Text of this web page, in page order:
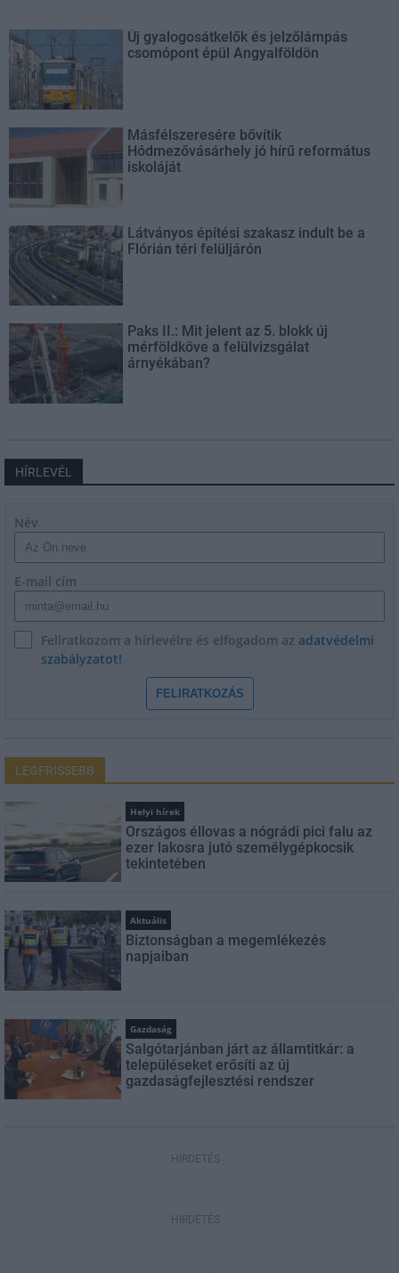
Új gyalogosátkelők és jelzőlámpás
csomópont épül Angyalföldön
Másfélszeresére bővítik
Hódmezővásárhely jó hírű református
iskoláját
Látványos építési szakasz indult be a
Flórián téri felüljárón
Paks II.: Mit jelent az 5. blokk új
mérföldköve a felülvizsgálat
árnyékában?
HÍRLEVÉL
Név
E-mail cím
Feliratkozom a hírlevélre és elfogadom az adatvédelmi
szabályzatot!
FELIRATKOZÁS
LEGFRISSEBB
Helyi hírek
Országos éllovas a nógrádi pici falu az
ezer lakosra jutó személygépkocsik
tekintetében
Aktuális
Biztonságban a megemlékezés
napjaiban
Gazdaság
Salgótarjánban járt az államtitkár: a
településeket erősíti az új
gazdaságfejlesztési rendszer
HIRDETÉS
HIRDETÉS